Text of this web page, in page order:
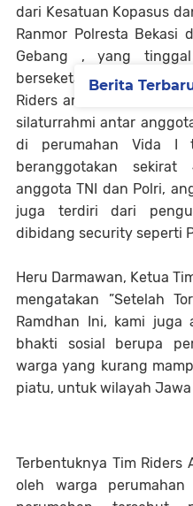
dari Kesatuan Kopasus
Ranmor Polresta Bekasi
Gebang , yang
berseketariat di Jl.
Riders and Friends ini
silaturrahmi antar
di perumahan Vida I
beranggotakan
anggota TNI dan Polri,
juga terdiri dari
dibidang security seperti
Heru Darmawan, Ketua
mengatakan ”Setelah
Ramdhan Ini, kami juga
bhakti sosial berupa
warga yang kurang
piatu, untuk wilayah Jawa
Terbentuknya Tim
oleh warga
Berita